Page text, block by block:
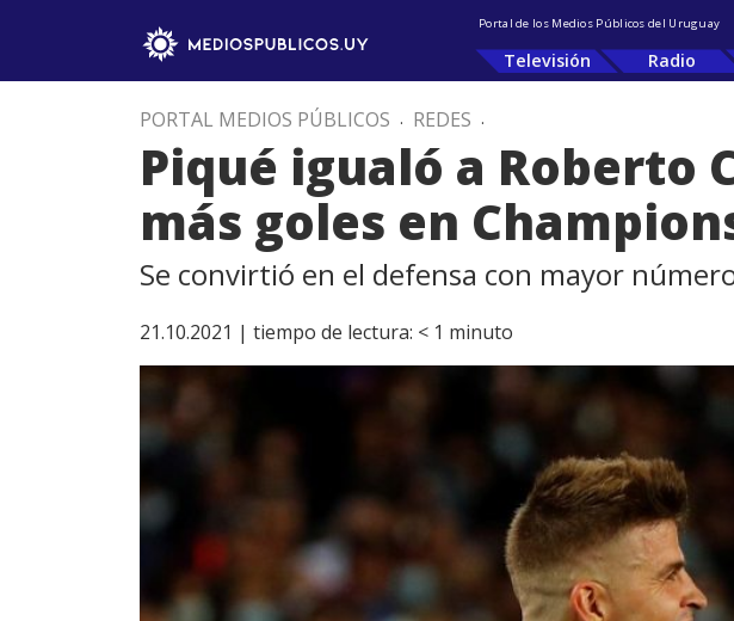
Portal de los Medios Públicos del Uruguay
Televisión Radio
PORTAL MEDIOS PÚBLICOS . REDES .
Piqué igualó a Roberto
más goles en
Se convirtió en el defensa con mayor
21.10.2021 | tiempo de lectura: < 1 minuto